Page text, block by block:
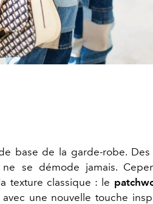
base de la garde-robe. Des
se démode jamais.
texture classique : le
une nouvelle touche